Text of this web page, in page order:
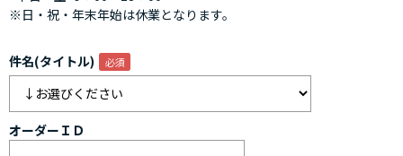
※日・祝・年末年始は休業となります。
件名(タイトル)
オーダーＩＤ